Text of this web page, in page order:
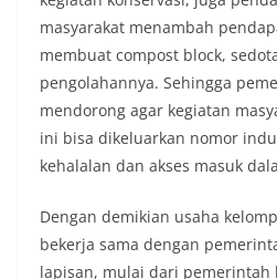
hingga selesai,
beberapa lingkungan
tersebut.‎Sambang
Warga‎Dalam kegiatan
Suraukur mendatangi
rumah ke rumah untuk
sekaligus
kamtibmas. Kehadiran
dengan berbagai
masing-masing.‎Dalam
akrab,
masyarakat menambah
membuat compost block,
pengolahannya. Sehingga
mendorong agar kegiatan
ini bisa dikeluarkan nomor
kehalalan dan akses masuk
Dengan demikian usaha
bekerja sama dengan
lapisan, mulai dari pemerintah